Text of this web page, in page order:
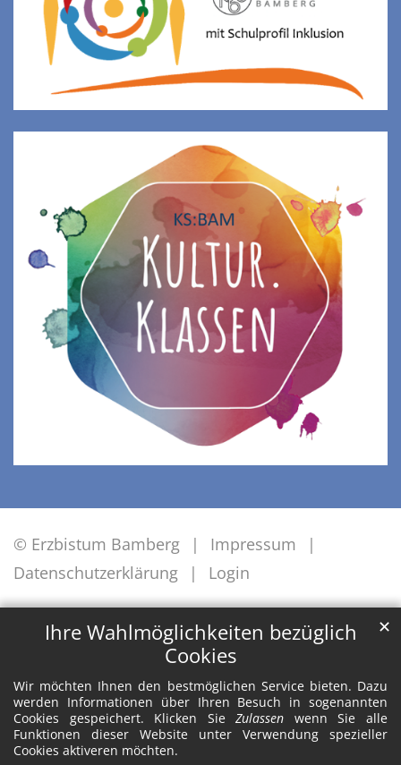
Ihre Wahlmöglichkeiten bezüglich
Cookies
Wir möchten Ihnen den bestmöglichen Service bieten. Dazu
werden Informationen über Ihren Besuch in sogenannten
Cookies gespeichert. Klicken SieZulassen wenn Sie alle
Funktionen dieser Website unter Verwendung spezieller
Cookies aktiveren möchten.
✕
© Erzbistum Bamberg
Impressum
Datenschutzerklärung
Login